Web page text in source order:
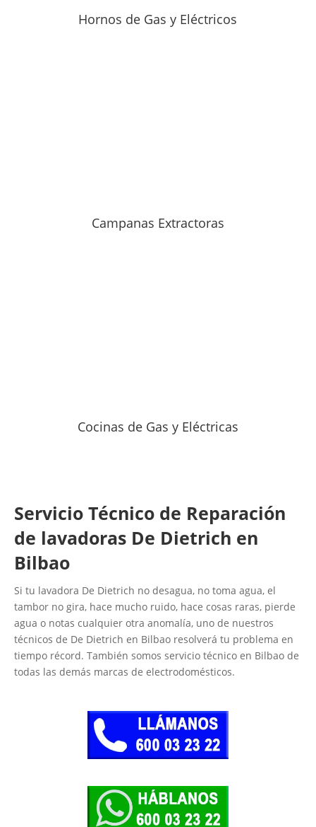
Hornos de Gas y Eléctricos
Campanas Extractoras
Cocinas de Gas y Eléctricas
Servicio Técnico de Reparación
de lavadoras De Dietrich en
Bilbao
Si tu lavadora De Dietrich no desagua, no toma agua, el
tambor no gira, hace mucho ruido, hace cosas raras, pierde
agua o notas cualquier otra anomalía, uno de nuestros
técnicos de De Dietrich en Bilbao resolverá tu problema en
tiempo récord. También somos servicio técnico en Bilbao de
todas las demás marcas de electrodomésticos.